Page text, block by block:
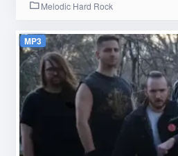
Melodic Hard Rock
MP3